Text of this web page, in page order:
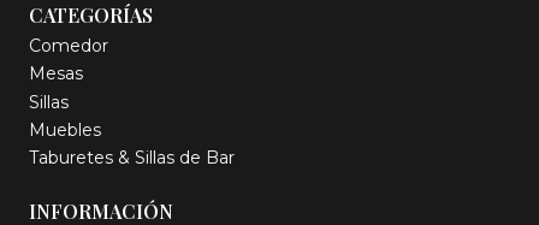
CATEGORÍAS
Comedor
Mesas
Sillas
Muebles
Taburetes & Sillas de Bar
INFORMACIÓN